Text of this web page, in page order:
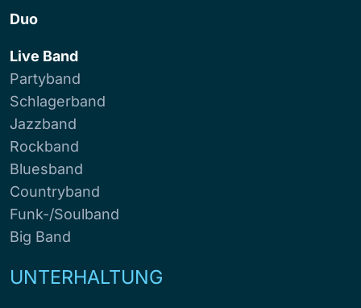
Duo
Live Band
Partyband
Schlagerband
Jazzband
Rockband
Bluesband
Countryband
Funk-/Soulband
Big Band
UNTERHALTUNG